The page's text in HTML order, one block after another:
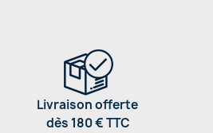
Livraison offerte
dès 180 € TTC